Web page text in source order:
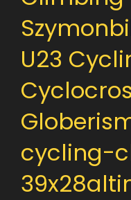
U23
cycling-